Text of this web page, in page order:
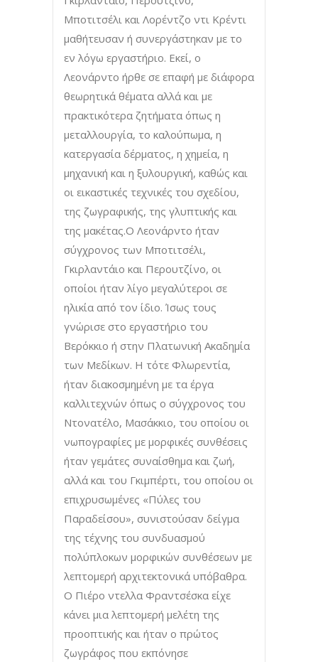
Μποτιτσέλι και Λορέντζο ντι Κρέντι
μαθήτευσαν ή συνεργάστηκαν με το
εν λόγω εργαστήριο. Εκεί, ο
Λεονάρντο ήρθε σε επαφή με διάφορα
θεωρητικά θέματα αλλά και με
πρακτικότερα ζητήματα όπως η
μεταλλουργία, το καλούπωμα, η
κατεργασία δέρματος, η χημεία, η
μηχανική και η ξυλουργική, καθώς και
οι εικαστικές τεχνικές του σχεδίου,
της ζωγραφικής, της γλυπτικής και
της μακέτας.Ο Λεονάρντο ήταν
σύγχρονος των Μποτιτσέλι,
Γκιρλαντάιο και Περουτζίνο, οι
οποίοι ήταν λίγο μεγαλύτεροι σε
ηλικία από τον ίδιο. Ίσως τους
γνώρισε στο εργαστήριο του
Βερόκκιο ή στην Πλατωνική Ακαδημία
των Μεδίκων. Η τότε Φλωρεντία,
ήταν διακοσμημένη με τα έργα
καλλιτεχνών όπως ο σύγχρονος του
Ντονατέλο, Μασάκκιο, του οποίου οι
νωπογραφίες με μορφικές συνθέσεις
ήταν γεμάτες συναίσθημα και ζωή,
αλλά και του Γκιμπέρτι, του οποίου οι
επιχρυσωμένες «Πύλες του
Παραδείσου», συνιστούσαν δείγμα
της τέχνης του συνδυασμού
πολύπλοκων μορφικών συνθέσεων με
λεπτομερή αρχιτεκτονικά υπόβαθρα.
Ο Πιέρο ντελλα Φραντσέσκα είχε
κάνει μια λεπτομερή μελέτη της
προοπτικής και ήταν ο πρώτος
ζωγράφος που εκπόνησε